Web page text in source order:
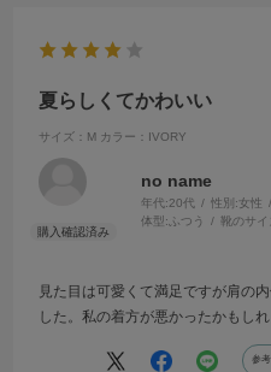
夏らしくてかわいい
サイズ：M カラー：IVORY
no name
年代:20代 性別:女性
体型: ふつう 靴のサイ
見た目は可愛くて満足ですが肩の
した。私の着方が悪かったかもし
参